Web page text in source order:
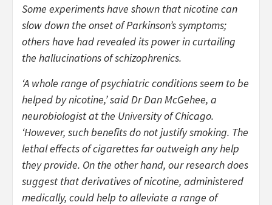
Some experiments have shown that nicotine can
slow down the onset of Parkinson’s symptoms;
others have had revealed its power in curtailing
the hallucinations of schizophrenics.
‘A whole range of psychiatric conditions seem to be
helped by nicotine,’ said Dr Dan McGehee, a
neurobiologist at the University of Chicago.
‘However, such benefits do not justify smoking. The
lethal effects of cigarettes far outweigh any help
they provide. On the other hand, our research does
suggest that derivatives of nicotine, administered
medically, could help to alleviate a range of